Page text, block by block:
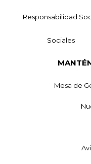
Responsabilidad
Sociales
Mesa de